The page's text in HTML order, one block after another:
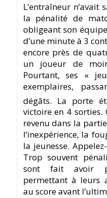
L’entraîneur
la pénalité de
obligeant son
d’une minute à 3
encore près de
un joueur de
Pourtant, ses «
exemplaires,
dégâts. La porte
victoire en 4
revenu dans la
l’inexpérience, la
la jeunesse.
Trop souvent
sont fait avoir
permettant à leurs
au score avant